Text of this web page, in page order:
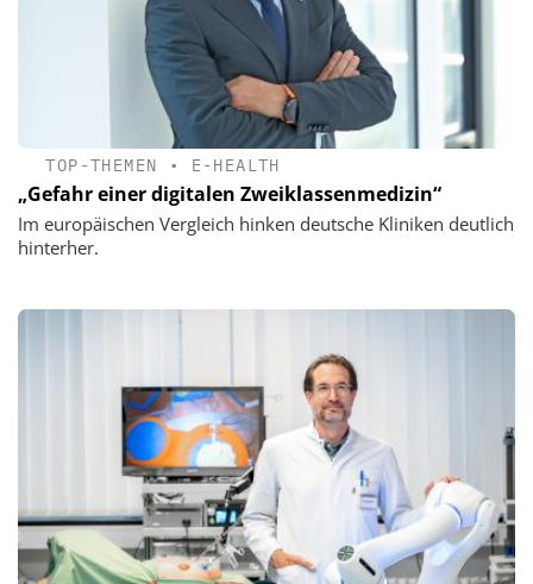
TOP-THEMEN • E-HEALTH
„Gefahr einer digitalen Zweiklassenmedizin“
Im europäischen Vergleich hinken deutsche Kliniken deutlich
hinterher.